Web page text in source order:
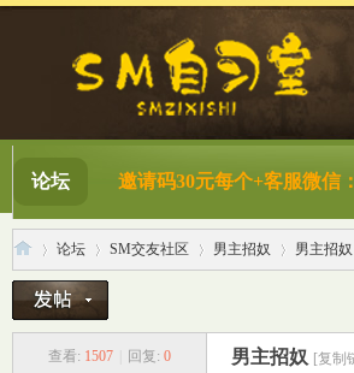
论坛 邀请码30元每个+客服微信
论坛
›
SM交友社区 男主招奴
›
男主招奴
查看: 1507 回复: 0 男主招奴 [复制